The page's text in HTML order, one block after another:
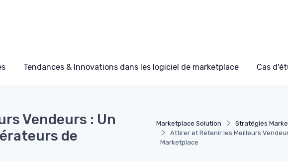
Tendances & Innovations dans les logiciel de marketplace Cas
Marketplace Solution Stratégies
Attirer et Retenir les Meilleurs
Marketplace
Vendeurs : Un
de